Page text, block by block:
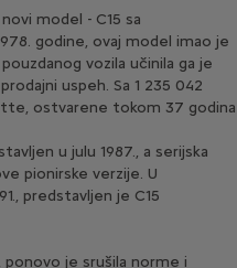
model - C15 sa
godine, ovaj model imao je
vozila učinila ga je
uspeh. Sa 1 235 042
ostvarene tokom 37 godina
u julu 1987., a serijska
pionirske verzije. U
predstavljen je C15
ponovo je srušila norme i